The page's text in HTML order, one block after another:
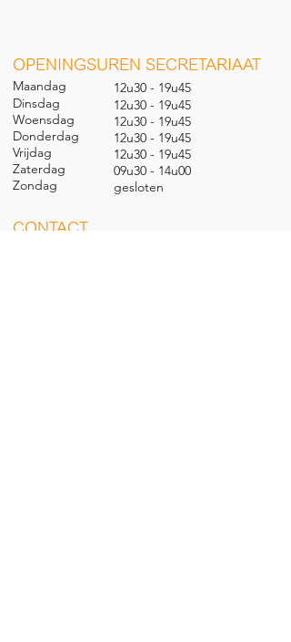
OPENINGSUREN SECRETARIAAT
Maandag
Dinsdag
Woensdag
Donderdag
Vrijdag
Zaterdag
Zondag
12u30 - 19u45
12u30 - 19u45
12u30 - 19u45
12u30 - 19u45
12u30 - 19u45
09u30 - 14u00
gesloten
CONTACT